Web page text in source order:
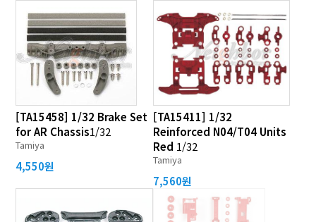
[TA15458] 1/32 Brake Set
for AR Chassis1/32
Tamiya
4,550원
[TA15411] 1/32
Reinforced N04/T04 Units
Red 1/32
Tamiya
7,560원